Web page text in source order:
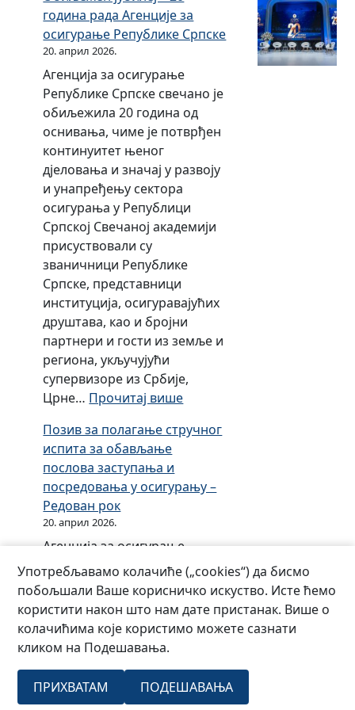
1
.
г
о
д
и
н
у
к
е
у
0
2
1
.
г
о
д
и
н
и
к
е
С
р
п
с
к
е
у
2
0
2
0
.
г
о
д
и
н
и
Р
е
п
б
п
з
а
.
г
о
д
и
н
у
и
к
е
р
п
с
к
е
у
2
0
1
9
.
г
о
д
и
н
и
ш
т
и
т
н
о
г
ф
о
н
д
а
Р
е
п
у
б
л
и
к
е
р
п
с
к
е
2
0
1
9
.
г
д
година рада Агенције за
осигурање Републике Српске
20. април 2026.
Агенција за осигурање
Републике Српске свечано је
обиљежила 20 година од
оснивања, чиме је потврђен
континуитет њеног
дјеловања и значај у развоју
и унапређењу сектора
осигурања у Републици
Српској Свечаној академији
присуствовали су
званичници Републике
Српске, представници
институција, осигуравајућих
друштава, као и бројни
партнери и гости из земље и
региона, укључујући
супервизоре из Србије,
Црне… Прочитај више:
б
е
н
ј
у
б
и
ј
–
Позив за полагање стручног
испита за обављање
послова заступања и
посредовања у осигурању –
Редован рок
20. април 2026.
Агенција за осигурање
Републике Српске организује
професионалну едукацију
кандидата (16.05.2026) за
полагање стручног испита
за обављање послова
заступања и посредовања у
осигурању и редован
испитни рок (30.05.2026).
Употребљавамо колачиће („cookies“) да бисмо
побољшали Ваше корисничко искуство. Исте ћемо
користити након што нам дате пристанак. Више о
колачићима које користимо можете сазнати
кликом на Подешавања.
ПРИХВАТАМ ПОДЕШАВАЊА